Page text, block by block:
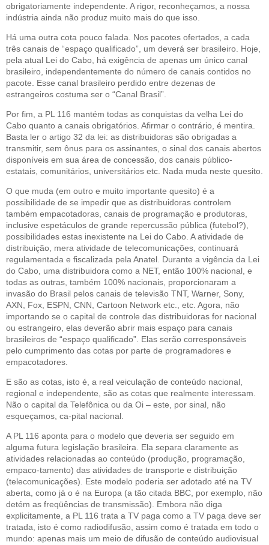
obrigatoriamente independente. A rigor, reconheçamos, a nossa
indústria ainda não produz muito mais do que isso.
Há uma outra cota pouco falada. Nos pacotes ofertados, a cada
três canais de “espaço qualificado”, um deverá ser brasileiro. Hoje,
pela atual Lei do Cabo, há exigência de apenas um único canal
brasileiro, independentemente do número de canais contidos no
pacote. Esse canal brasileiro perdido entre dezenas de
estrangeiros costuma ser o “Canal Brasil”.
Por fim, a PL 116 mantém todas as conquistas da velha Lei do
Cabo quanto a canais obrigatórios. Afirmar o contrário, é mentira.
Basta ler o artigo 32 da lei: as distribuidoras são obrigadas a
transmitir, sem ônus para os assinantes, o sinal dos canais abertos
disponíveis em sua área de concessão, dos canais público-
estatais, comunitários, universitários etc. Nada muda neste quesito.
O que muda (em outro e muito importante quesito) é a
possibilidade de se impedir que as distribuidoras controlem
também empacotadoras, canais de programação e produtoras,
inclusive espetáculos de grande repercussão pública (futebol?),
possibilidades estas inexistente na Lei do Cabo. A atividade de
distribuição, mera atividade de telecomunicações, continuará
regulamentada e fiscalizada pela Anatel. Durante a vigência da Lei
do Cabo, uma distribuidora como a NET, então 100% nacional, e
todas as outras, também 100% nacionais, proporcionaram a
invasão do Brasil pelos canais de televisão TNT, Warner, Sony,
AXN, Fox, ESPN, CNN, Cartoon Network etc., etc. Agora, não
importando se o capital de controle das distribuidoras for nacional
ou estrangeiro, elas deverão abrir mais espaço para canais
brasileiros de “espaço qualificado”. Elas serão corresponsáveis
pelo cumprimento das cotas por parte de programadores e
empacotadores.
E são as cotas, isto é, a real veiculação de conteúdo nacional,
regional e independente, são as cotas que realmente interessam.
Não o capital da Telefônica ou da Oi – este, por sinal, não
esqueçamos, ca-pital nacional.
A PL 116 aponta para o modelo que deveria ser seguido em
alguma futura legislação brasileira. Ela separa claramente as
atividades relacionadas ao conteúdo (produção, programação,
empaco-tamento) das atividades de transporte e distribuição
(telecomunicações). Este modelo poderia ser adotado até na TV
aberta, como já o é na Europa (a tão citada BBC, por exemplo, não
detém as freqüências de transmissão). Embora não diga
explicitamente, a PL 116 trata a TV paga como a TV paga deve ser
tratada, isto é como radiodifusão, assim como é tratada em todo o
mundo: apenas mais um meio de difusão de conteúdo audiovisual